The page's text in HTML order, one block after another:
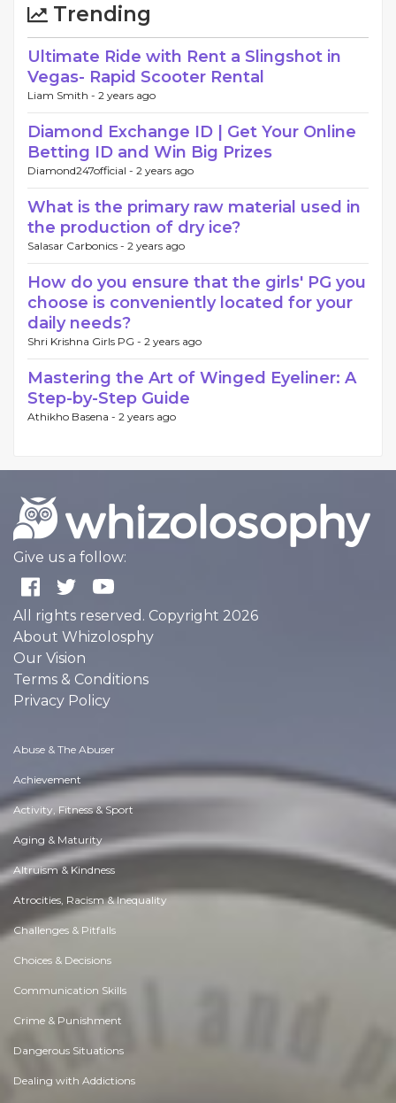
Trending
Ultimate Ride with Rent a Slingshot in
Vegas- Rapid Scooter Rental
Liam Smith - 2 years ago
Diamond Exchange ID | Get Your Online
Betting ID and Win Big Prizes
Diamond247official - 2 years ago
What is the primary raw material used in
the production of dry ice?
Salasar Carbonics - 2 years ago
How do you ensure that the girls' PG you
choose is conveniently located for your
daily needs?
Shri Krishna Girls PG - 2 years ago
Mastering the Art of Winged Eyeliner: A
Step-by-Step Guide
Athikho Basena - 2 years ago
Give us a follow:
All rights reserved. Copyright 2026
About Whizolosphy
Our Vision
Terms & Conditions
Privacy Policy
Abuse & The Abuser
Achievement
Activity, Fitness & Sport
Aging & Maturity
Altruism & Kindness
Atrocities, Racism & Inequality
Challenges & Pitfalls
Choices & Decisions
Communication Skills
Crime & Punishment
Dangerous Situations
Dealing with Addictions